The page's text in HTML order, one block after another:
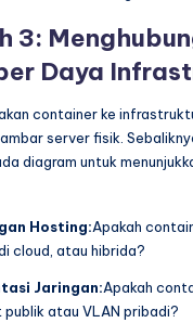
3:
Daya
container ke
server fisik.
diagram untuk
Hosting:Apakah
cloud, atau hibrida?
Jaringan:Apakah
publik atau VLAN pribadi?